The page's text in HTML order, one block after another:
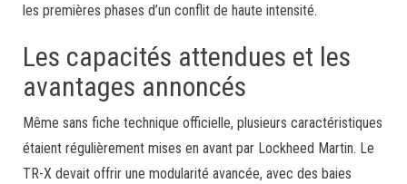
les premières phases d’un conflit de haute intensité.
Les capacités attendues et les
avantages annoncés
Même sans fiche technique officielle, plusieurs caractéristiques
étaient régulièrement mises en avant par Lockheed Martin. Le
TR-X devait offrir une modularité avancée, avec des baies